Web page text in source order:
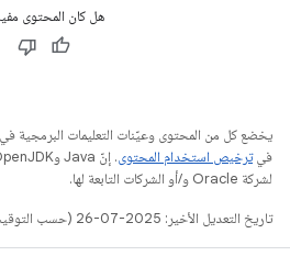
هل كان المحتوى
يخضع كل من المحتوى وعيّنات التعليمات البرمجية
فيترخيص استخدام المحتوى
لشركة Oracle و/أو الشركات التابعة لها.
تاريخ التعديل الأخير: 2025-07-26 (حسب التوقيت العالمي المتفَّق عليه)